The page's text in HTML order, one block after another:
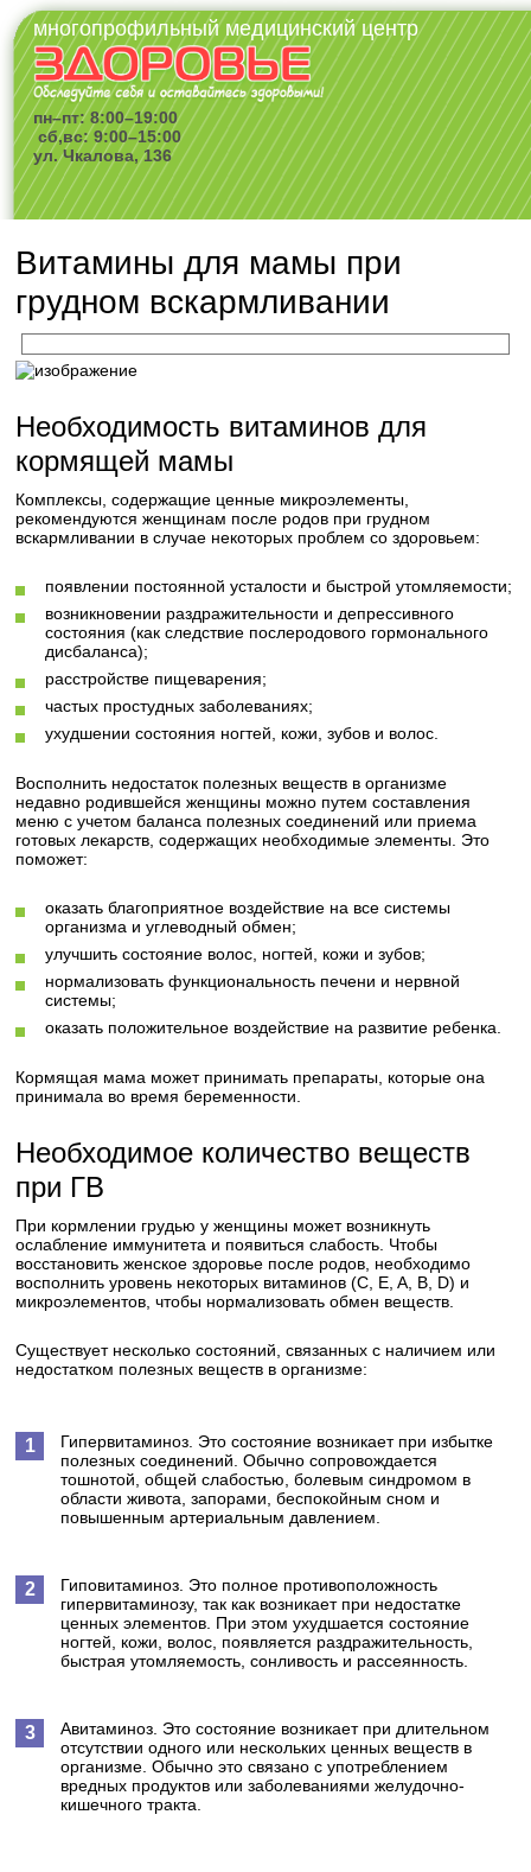
многопрофильный медицинский центр
пн–пт: 8:00–19:00
сб,вс: 9:00–15:00
ул. Чкалова, 136
Витамины для мамы при
грудном вскармливании
Необходимость витаминов для
кормящей мамы
Комплексы, содержащие ценные микроэлементы,
рекомендуются женщинам после родов при грудном
вскармливании в случае некоторых проблем со здоровьем:
появлении постоянной усталости и быстрой утомляемости;
возникновении раздражительности и депрессивного
состояния (как следствие послеродового гормонального
дисбаланса);
расстройстве пищеварения;
частых простудных заболеваниях;
ухудшении состояния ногтей, кожи, зубов и волос.
Восполнить недостаток полезных веществ в организме
недавно родившейся женщины можно путем составления
меню с учетом баланса полезных соединений или приема
готовых лекарств, содержащих необходимые элементы. Это
поможет:
оказать благоприятное воздействие на все системы
организма и углеводный обмен;
улучшить состояние волос, ногтей, кожи и зубов;
нормализовать функциональность печени и нервной
системы;
оказать положительное воздействие на развитие ребенка.
Кормящая мама может принимать препараты, которые она
принимала во время беременности.
Необходимое количество веществ
при ГВ
При кормлении грудью у женщины может возникнуть
ослабление иммунитета и появиться слабость. Чтобы
восстановить женское здоровье после родов, необходимо
восполнить уровень некоторых витаминов (C, E, A, B, D) и
микроэлементов, чтобы нормализовать обмен веществ.
Существует несколько состояний, связанных с наличием или
недостатком полезных веществ в организме:
Гипервитаминоз. Это состояние возникает при избытке
полезных соединений. Обычно сопровождается
тошнотой, общей слабостью, болевым синдромом в
области живота, запорами, беспокойным сном и
повышенным артериальным давлением.
Гиповитаминоз. Это полное противоположность
гипервитаминозу, так как возникает при недостатке
ценных элементов. При этом ухудшается состояние
ногтей, кожи, волос, появляется раздражительность,
быстрая утомляемость, сонливость и рассеянность.
Авитаминоз. Это состояние возникает при длительном
отсутствии одного или нескольких ценных веществ в
организме. Обычно это связано с употреблением
вредных продуктов или заболеваниями желудочно-
кишечного тракта.